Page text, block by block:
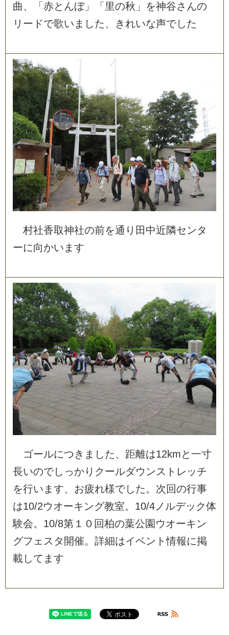
曲、 「 赤と んぼ」 「 里の秋 」 を神谷さ んの
リ ー ドで歌い ま した、 き れいな声でした
村社香取神社の前を通 り 田 中近隣センタ
ーに向かい ま す
ゴールにつき ま した、 距離は12kmと 一寸
長いのでし っかり クールダウ ンス ト レ ッチ
を行い ま す、 お疲れ様でした。 次 回の行事
は10/2ウオーキング教室。 10/4 ノ ルデッ ク体
験会。 10/8第 １ ０ 回柏の葉公園 ウオーキン
グフ ェ ス タ 開催。 詳細はイベン ト情報に掲
載 して ま す